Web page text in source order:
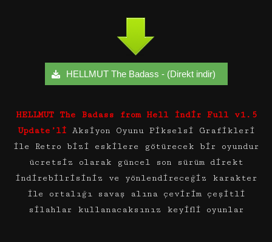
HELLMUT The Badass - (Direkt indir)
HELLMUT The Badass from Hell İndir Full v1.5
Update’li Aksiyon Oyunu Pikselsi Grafikleri
ile Retro bizi eskilere götürecek bir oyundur
ücretsiz olarak güncel son sürüm direkt
indirebilrisiniz ve yönlendireceğiz karakter
ile ortalığı savaş alına çevirim çeşitli
silahlar kullanacaksınız keyifli oyunlar